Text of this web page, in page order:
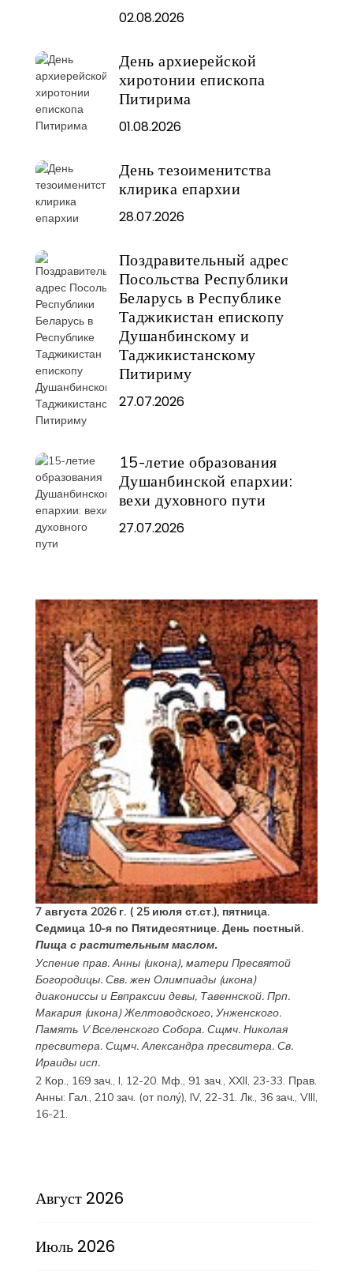
02.08.2026
День архиерейской
хиротонии епископа
Питирима
01.08.2026
День тезоименитства
клирика епархии
28.07.2026
Поздравительный адрес
Посольства Республики
Беларусь в Республике
Таджикистан епископу
Душанбинскому и
Таджикистанскому
Питириму
27.07.2026
15-летие образования
Душанбинской епархии:
вехи духовного пути
27.07.2026
7 августа 2026 г. ( 25 июля ст.ст.), пятница.
Седмица 10-я по Пятидесятнице. День постный.
Пища с растительным маслом.
Успение прав. Анны(икона), матери Пресвятой
Богородицы. Свв. жен Олимпиады(икона)
диакониссы и Евпраксиидевы, Тавеннской. Прп.
Макария(икона) Желтоводского, Унженского.
Память V Вселенского Собора. Сщмч. Николая
пресвитера. Сщмч. Александра пресвитера. Св.
Ираидыисп.
2 Кор., 169 зач., I, 12-20. Мф., 91 зач., XXII, 23-33. Прав.
Анны: Гал., 210 зач. (от полу́), IV, 22-31.
Лк., 36 зач., VIII,
16-21.
Август 2026
Июль 2026